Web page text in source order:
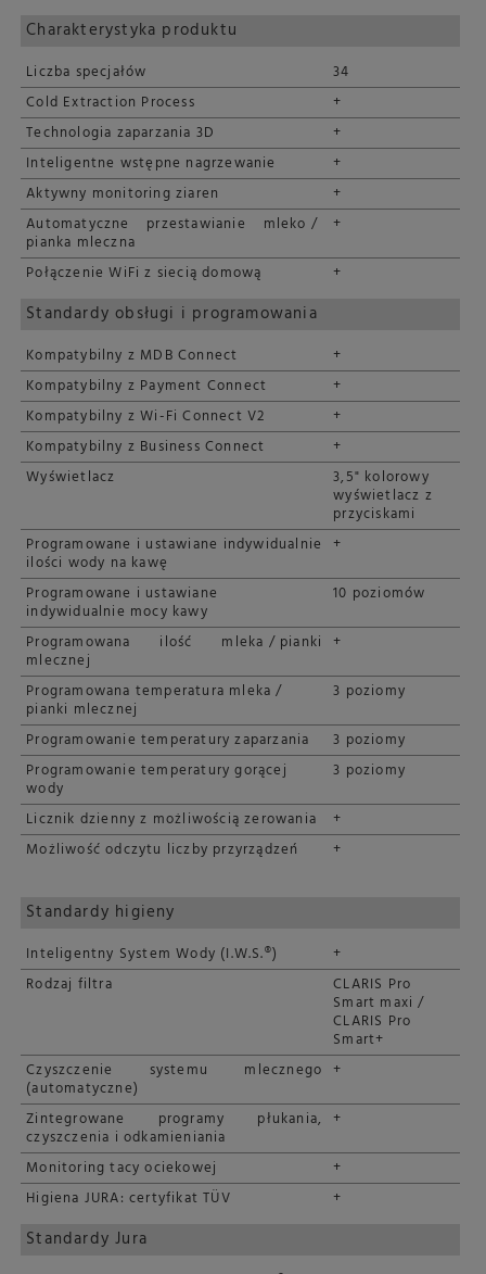
Charakterystyka produktu
Liczba specjałów
34
Cold Extraction Process
+
Technologia zaparzania 3D
+
Inteligentne wstępne nagrzewanie
+
Aktywny monitoring ziaren
+
Automatyczne przestawianie mleko /
pianka mleczna
+
Połączenie WiFi z siecią domową +
Standardy obsługi i programowania
Kompatybilny z MDB Connect
+
Kompatybilny z Payment Connect
+
Kompatybilny z Wi-Fi Connect V2
+
Kompatybilny z Business Connect
+
Wyświetlacz
3,5" kolorowy
wyświetlacz z
przyciskami
Programowane i ustawiane indywidualnie
ilości wody na kawę
+
Programowane i ustawiane
indywidualnie mocy kawy
10 poziomów
Programowana ilość mleka / pianki
mlecznej
+
Programowana temperatura mleka /
pianki mlecznej
3 poziomy
Programowanie temperatury zaparzania
3 poziomy
Programowanie temperatury gorącej
wody
3 poziomy
Licznik dzienny z możliwością zerowania
+
Możliwość odczytu liczby przyrządzeń
+
Standardy higieny
Inteligentny System Wody (I.W.S.®)
+
Rodzaj filtra
CLARIS Pro
Smart maxi /
CLARIS Pro
Smart+
Czyszczenie systemu mlecznego
(automatyczne)
+
Zintegrowane programy płukania,
czyszczenia i odkamieniania
+
Monitoring tacy ociekowej
+
Higiena JURA: certyfikat TÜV
+
Standardy Jura